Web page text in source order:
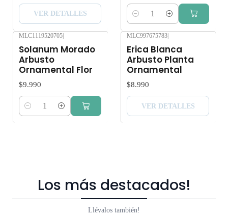
VER DETALLES
Cantidad
MLC1119520705|
Solanum Morado
Arbusto
Ornamental Flor
$9.990
Cantidad
MLC997675783|
Erica Blanca
Arbusto Planta
Ornamental
$8.990
VER DETALLES
Los más destacados!
Llévalos también!